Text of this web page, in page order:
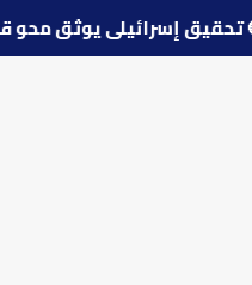
🔵تحقيق إسرائيلي